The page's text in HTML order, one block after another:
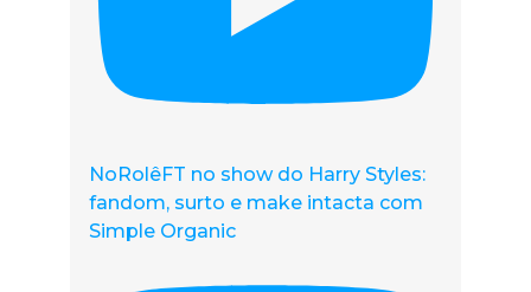
NoRolêFT no show do Harry Styles:
fandom, surto e make intacta com
Simple Organic